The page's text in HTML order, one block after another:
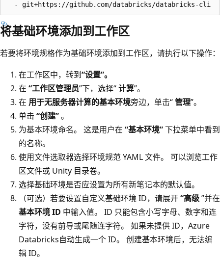
将基础环境添加到工作区
若要将环境规格作为基础环境添加到工作区，请执行以下操作：
在工作区中，转到“设置”。
在 “工作区管理员”下，选择“计算”。
在 用于无服务器计算的基本环境旁边，单击“管理”。
单击 “创建”。
为基本环境命名。 这是用户在 “基本环境”下拉菜单中看到
的名称。
使用文件选取器选择环境规范 YAML 文件。 可以浏览工作
区文件或 Unity 目录卷。
选择基础环境是否应设置为所有新笔记本的默认值。
（可选）若要设置自定义基础环境 ID，请展开“高级”并在
基本环境 ID 中输入值。 ID 只能包含小写字母、数字和连
字符，没有前导或尾随连字符。 如果未提供 ID，Azure
Databricks自动生成一个 ID。 创建基本环境后，无法编
辑 ID。